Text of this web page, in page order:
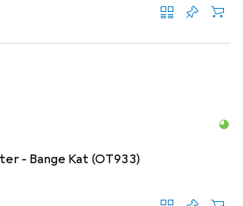
- Bange Kat (OT933)